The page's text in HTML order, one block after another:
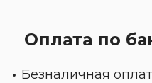
Оплата по
Безналичная